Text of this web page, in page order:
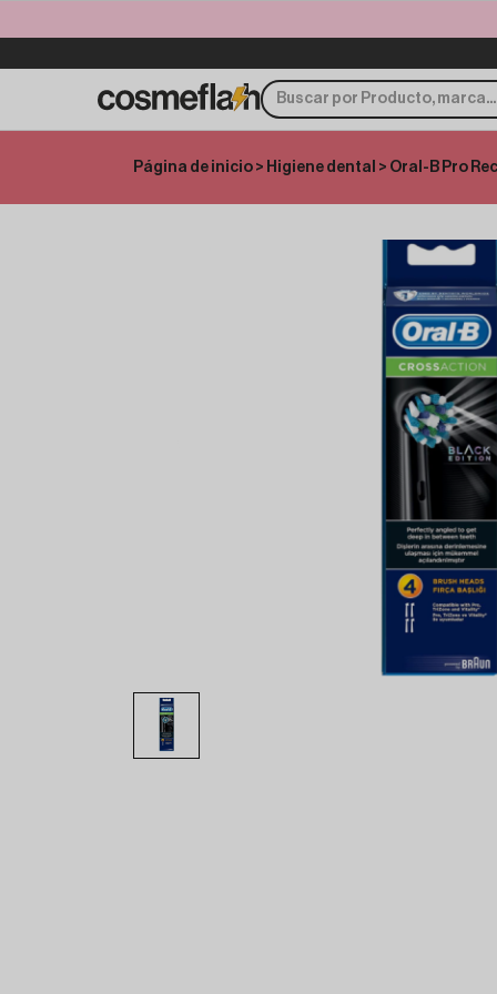
Página de inicio > Higiene dental > Oral-B Pro